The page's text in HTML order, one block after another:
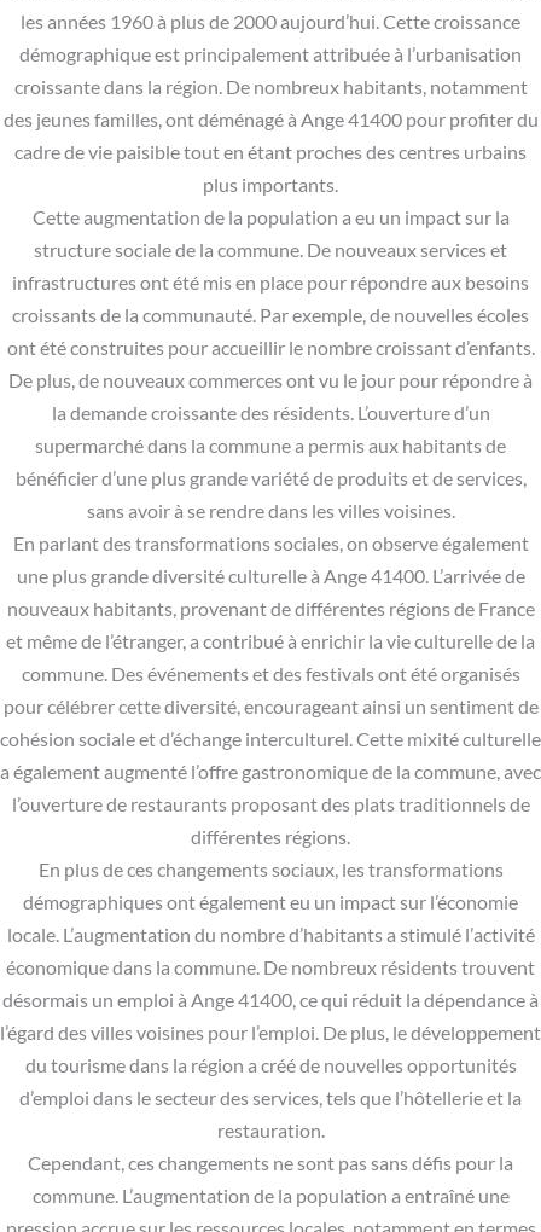
les années 1960 à plus de 2000 aujourd’hui. Cette croissance
démographique est principalement attribuée à l’urbanisation
croissante dans la région. De nombreux habitants, notamment
des jeunes familles, ont déménagé à Ange 41400 pour profiter du
cadre de vie paisible tout en étant proches des centres urbains
plus importants.
Cette augmentation de la population a eu un impact sur la
structure sociale de la commune. De nouveaux services et
infrastructures ont été mis en place pour répondre aux besoins
croissants de la communauté. Par exemple, de nouvelles écoles
ont été construites pour accueillir le nombre croissant d’enfants.
De plus, de nouveaux commerces ont vu le jour pour répondre à
la demande croissante des résidents. L’ouverture d’un
supermarché dans la commune a permis aux habitants de
bénéficier d’une plus grande variété de produits et de services,
sans avoir à se rendre dans les villes voisines.
En parlant des transformations sociales, on observe également
une plus grande diversité culturelle à Ange 41400. L’arrivée de
nouveaux habitants, provenant de différentes régions de France
et même de l’étranger, a contribué à enrichir la vie culturelle de la
commune. Des événements et des festivals ont été organisés
pour célébrer cette diversité, encourageant ainsi un sentiment de
cohésion sociale et d’échange interculturel. Cette mixité culturelle
a également augmenté l’offre gastronomique de la commune, avec
l’ouverture de restaurants proposant des plats traditionnels de
différentes régions.
En plus de ces changements sociaux, les transformations
démographiques ont également eu un impact sur l’économie
locale. L’augmentation du nombre d’habitants a stimulé l’activité
économique dans la commune. De nombreux résidents trouvent
désormais un emploi à Ange 41400, ce qui réduit la dépendance à
l’égard des villes voisines pour l’emploi. De plus, le développement
du tourisme dans la région a créé de nouvelles opportunités
d’emploi dans le secteur des services, tels que l’hôtellerie et la
restauration.
Cependant, ces changements ne sont pas sans défis pour la
commune. L’augmentation de la population a entraîné une